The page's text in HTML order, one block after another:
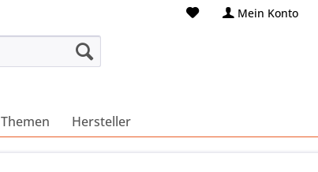
Mein Konto
Themen Hersteller